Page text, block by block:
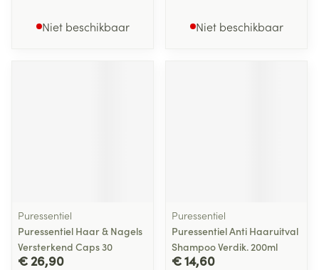
Niet beschikbaar Niet beschikbaar
Puressentiel
Puressentiel Haar & Nagels
Versterkend Caps 30
€ 26,90
Puressentiel
Puressentiel Anti Haaruitval
Shampoo Verdik. 200ml
€ 14,60